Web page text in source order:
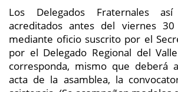
Los Delegados Fraternales
acreditados antes del viernes
mediante oficio suscrito por el
por el Delegado Regional del
corresponda, mismo que deberá
acta de la asamblea, la